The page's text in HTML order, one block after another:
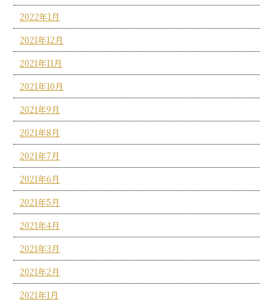
2022年1月
2021年12月
2021年11月
2021年10月
2021年9月
2021年8月
2021年7月
2021年6月
2021年5月
2021年4月
2021年3月
2021年2月
2021年1月